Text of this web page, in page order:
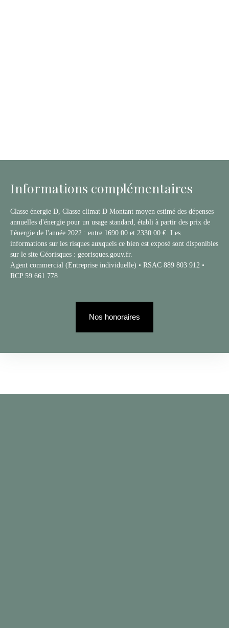
Informations complémentaires
Classe énergie D, Classe climat D Montant moyen estimé des dépenses
annuelles d'énergie pour un usage standard, établi à partir des prix de
l'énergie de l'année 2022 : entre 1690.00 et 2330.00 €. Les
informations sur les risques auxquels ce bien est exposé sont disponibles
sur le site Géorisques : georisques.gouv.fr.
Agent commercial (Entreprise individuelle) • RSAC 889 803 912 •
RCP 59 661 778
Nos honoraires